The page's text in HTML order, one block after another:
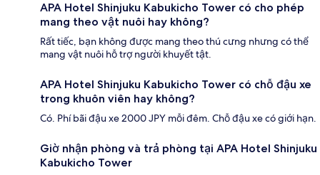
APA Hotel Shinjuku Kabukicho Tower có cho phép
mang theo vật nuôi hay không?
Rất tiếc, bạn không được mang theo thú cưng nhưng có thể
mang vật nuôi hỗ trợ người khuyết tật.
APA Hotel Shinjuku Kabukicho Tower có chỗ đậu xe
trong khuôn viên hay không?
Có. Phí bãi đậu xe 2000 JPY mỗi đêm. Chỗ đậu xe có giới hạn.
Giờ nhận phòng và trả phòng tại APA Hotel Shinjuku
Kabukicho Tower